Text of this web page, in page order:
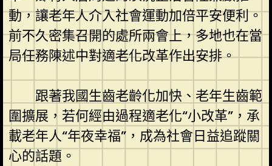
動，讓老年人介入社會運動加倍平安便利。
前不久密集召開的處所兩會上，多地也在當
局任務陳述中對適老化改革作出安排。
跟著我國生齒老齡化加快、老年生齒範
圍擴展，若何經由過程適老化“小改革”，承
載老年人“年夜幸福”，成為社會日益追蹤關
心的話題。